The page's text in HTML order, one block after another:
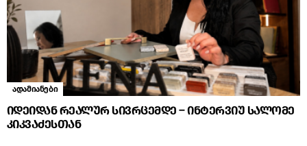
ადამიანები
იდეიდან რეალურ სივრცემდე – ინტერვიუ სალომე
კიკვაძესთან